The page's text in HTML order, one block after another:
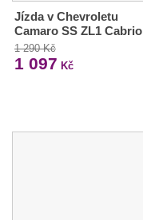
Jízda v Chevroletu
Camaro SS ZL1 Cabrio
1 290 Kč
1 097 Kč